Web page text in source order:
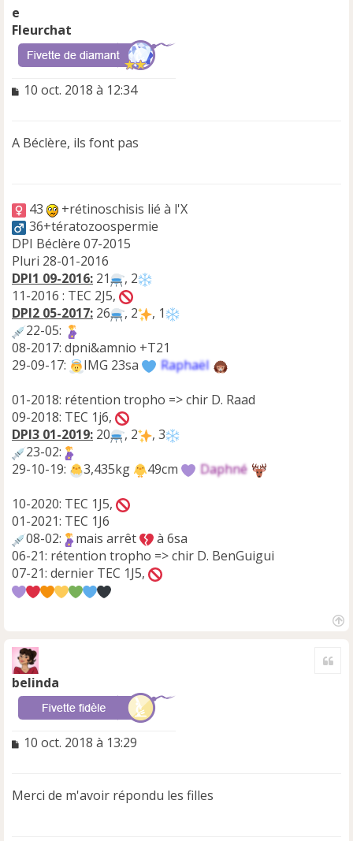
Fleurchat
M
s
a
o
n
l
u
10 oct. 2018 à 12:34
A Béclère, ils font pas
43
+rétinoschisis lié à l'X
36+tératozoospermie
DPI Béclère 07-2015
Pluri 28-01-2016
DPI1 09-2016: 21
, 2
11-2016 : TEC 2J5,
DPI2 05-2017: 26 , 2
, 1
22-05:
08-2017: dpni&amnio +T21
29-09-17:
IMG 23sa
Raphaël
01-2018: rétention tropho => chir D. Raad
09-2018: TEC 1j6,
DPI3 01-2019: 20 , 2
, 3
23-02:
29-10-19:
3,435kg 49cm
Daphné
10-2020: TEC 1J5,
01-2021: TEC 1J6
08-02:
mais arrêt
à 6sa
06-21: rétention tropho => chir D. BenGuigui
07-21: dernier TEC 1J5,
belinda
M
s
a
10 oct. 2018 à 13:29
Merci de m'avoir répondu les filles